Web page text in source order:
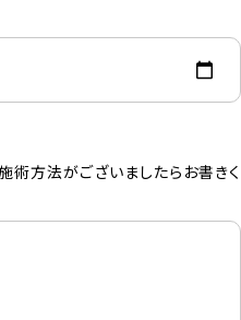
術方法がございましたらお書きく